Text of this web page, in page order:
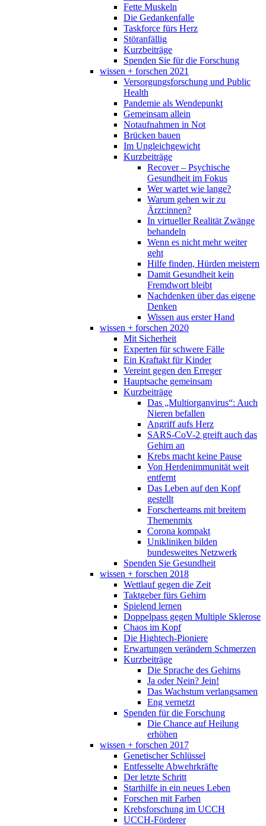
Fette Muskeln
Die Gedankenfalle
Taskforce fürs Herz
Störanfällig
Kurzbeiträge
Spenden Sie für die Forschung
wissen + forschen 2021
Versorgungsforschung und Public
Health
Pandemie als Wendepunkt
Gemeinsam allein
Notaufnahmen in Not
Brücken bauen
Im Ungleichgewicht
Kurzbeiträge
Recover – Psychische
Gesundheit im Fokus
Wer wartet wie lange?
Warum gehen wir zu
Ärzt:innen?
In virtueller Realität Zwänge
behandeln
Wenn es nicht mehr weiter
geht
Hilfe finden, Hürden meistern
Damit Gesundheit kein
Fremdwort bleibt
Nachdenken über das eigene
Denken
Wissen aus erster Hand
wissen + forschen 2020
Mit Sicherheit
Experten für schwere Fälle
Ein Kraftakt für Kinder
Vereint gegen den Erreger
Hauptsache gemeinsam
Kurzbeiträge
Das „Multiorganvirus“: Auch
Nieren befallen
Angriff aufs Herz
SARS-CoV-2 greift auch das
Gehirn an
Krebs macht keine Pause
Von Herdenimmunität weit
entfernt
Das Leben auf den Kopf
gestellt
Forscherteams mit breitem
Themenmix
Corona kompakt
Unikliniken bilden
bundesweites Netzwerk
Spenden Sie Gesundheit
wissen + forschen 2018
Wettlauf gegen die Zeit
Taktgeber fürs Gehirn
Spielend lernen
Doppelpass gegen Multiple Sklerose
Chaos im Kopf
Die Hightech-Pioniere
Erwartungen verändern Schmerzen
Kurzbeiträge
Die Sprache des Gehirns
Ja oder Nein? Jein!
Das Wachstum verlangsamen
Eng vernetzt
Spenden für die Forschung
Die Chance auf Heilung
erhöhen
wissen + forschen 2017
Genetischer Schlüssel
Entfesselte Abwehrkräfte
Der letzte Schritt
Starthilfe in ein neues Leben
Forschen mit Farben
Krebsforschung im UCCH
UCCH-Förderer